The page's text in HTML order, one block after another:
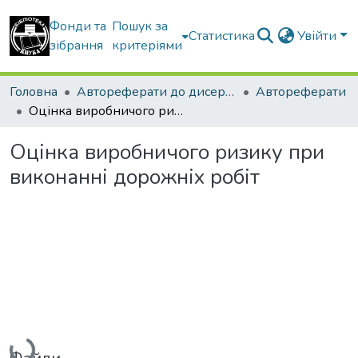
Фонди та
зібрання
Пошук за
критеріями
Статистика Увійти
Головна Автореферати до дисертацій
Автореферати
Оцінка виробничого ризику при виконанні дорожніх робіт
Оцінка виробничого ризику при
виконанні дорожніх робіт
Вантажиться...